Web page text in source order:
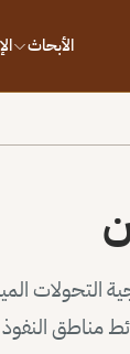
الأبحاث
التحولات
مناطق